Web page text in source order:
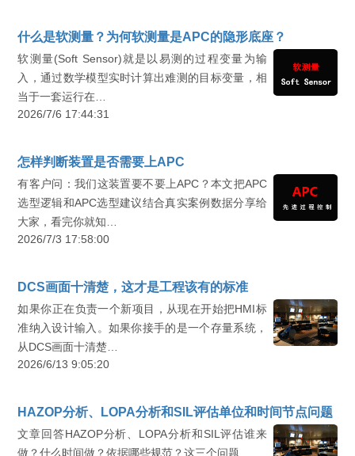
什么是软测量？为何软测量是APC的隐形底座？
软测量(Soft Sensor)就是以易测的过程变量为输
入，通过数学模型实时计算出难测的目标变量，相
当于一套运行在…
2026/7/6 17:44:31
怎样判断装置是否需要上APC
有客户问：我们这装置要不要上APC？本文把APC
选型逻辑和APC选型建议结合真实案例数据分享给
大家，看完你就知…
2026/7/3 17:58:00
DCS画面十清楚，这才是工程该有的标准
如果你正在负责一个新项目，从现在开始把HMI标
准纳入设计输入。如果你接手的是一个存量系统，
从DCS画面十清楚…
2026/6/13 9:05:20
HAZOP分析、LOPA分析和SIL评估单位和时间节点问题
文章回答HAZOP分析、LOPA分析和SIL评估谁来
做？什么时间做？依据哪些规范？这三个问题